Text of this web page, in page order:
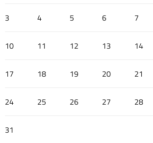
3 4 5 6 7
10 11 12 13 14
17 18 19 20 21
24 25 26 27 28
31